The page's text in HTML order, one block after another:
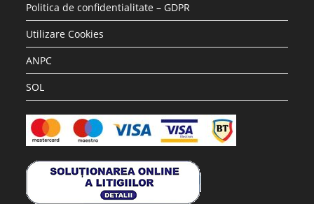
Politica de confidentialitate – GDPR
Utilizare Cookies
ANPC
SOL